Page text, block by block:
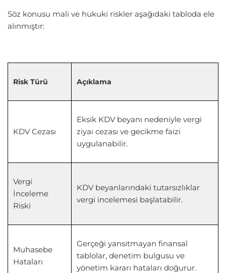
Söz konusu mali ve hukuki riskler aşağıdaki tabloda ele
alınmıştır:
Risk Türü Açıklama
KDV Cezası
Eksik KDV beyanı nedeniyle vergi
ziyaı cezası ve gecikme faizi
uygulanabilir.
Vergi
İnceleme
Riski
KDV beyanlarındaki tutarsızlıklar
vergi incelemesi başlatabilir.
Muhasebe
Hataları
Gerçeği yansıtmayan finansal
tablolar, denetim bulgusu ve
yönetim kararı hataları doğurur.